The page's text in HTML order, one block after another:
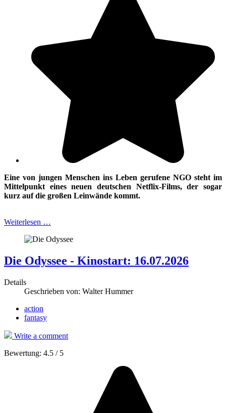
Eine von jungen Menschen ins Leben gerufene NGO steht im
Mittelpunkt einesneuen deutschen Netflix-Films, der sogar
kurz auf die großen Leinwände kommt.
Weiterlesen …
Die Odyssee - Kinostart: 16.07.2026
Details
Geschrieben von: Walter Hummer
action
fantasy
Write a comment
Bewertung: 4.5 / 5